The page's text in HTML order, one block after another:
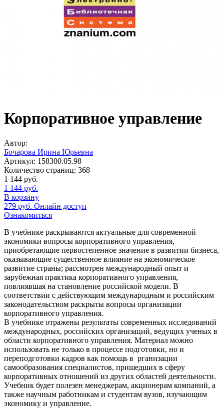
Корпоративное управление
Автор:
Бочарова Ирина Юрьевна
Артикул: 158300.05.98
Количество страниц: 368
1 144 руб.
1 144 руб.
В корзину
279 руб. Онлайн доступ
Ознакомиться
В учебнике раскрываются актуальные для современной
экономики вопросы корпоративного управления,
приобретающие первостепенное значение в развитии бизнеса,
оказывающие существенное влияние на экономическое
развитие страны; рассмотрен международный опыт и
зарубежная практика корпоративного управления,
повлиявшая на становление российской модели. В
соответствии с действующим международным и российским
законодательством раскрыты вопросы организации
корпоративного управления.
В учебнике отражены результаты современных исследований
международных, российских организаций, ведущих ученых в
области корпоративного управления. Материал можно
использовать не только в процессе подготовки, но и
переподготовки кадров как помощь в рганизации
самообразования специалистов, пришедших в сферу
корпоративных отношений из других областей деятельности.
Учебник будет полезен менеджерам, акционерам компаний, а
также научным работникам и студентам вузов, изучающим
экономику и управление.